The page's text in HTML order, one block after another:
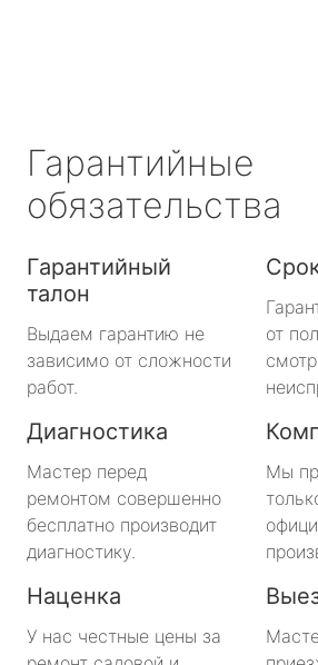
Гарантийные
обязательства
Гарантийный
талон
Выдаем гарантию не
зависимо от сложности
работ.
от
Диагностика
Мастер перед
ремонтом совершенно
бесплатно производит
диагностику.
Мы
Наценка
У нас честные цены за